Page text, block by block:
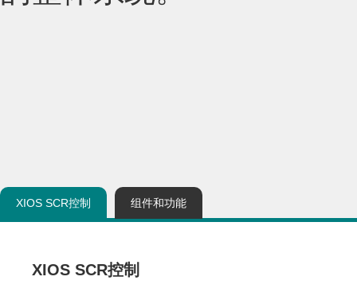
XIOS SCR控制 组件和功能
XIOS SCR控制